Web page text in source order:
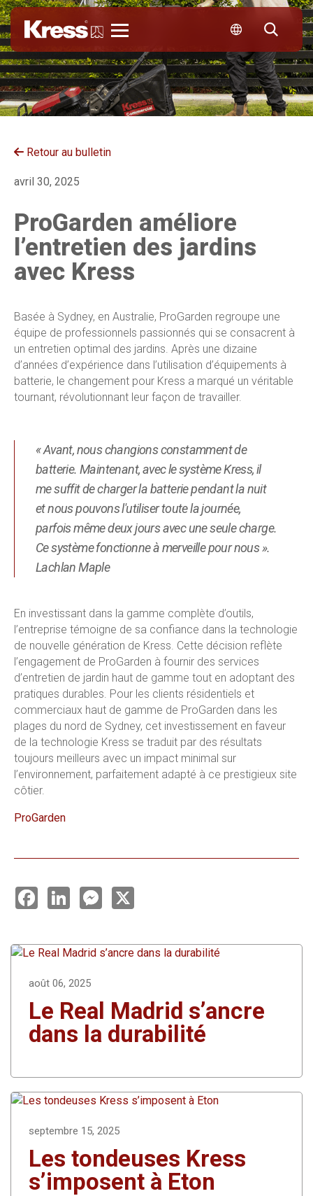
Retour au bulletin
avril 30, 2025
ProGarden améliore
l’entretien des jardins
avec Kress
Basée à Sydney, en Australie, ProGarden regroupe une
équipe de professionnels passionnés qui se consacrent à
un entretien optimal des jardins. Après une dizaine
d’années d’expérience dans l’utilisation d’équipements à
batterie, le changement pour Kress a marqué un véritable
tournant, révolutionnant leur façon de travailler.
« Avant, nous changions constamment de
batterie. Maintenant, avec le système Kress, il
me suffit de charger la batterie pendant la nuit
et nous pouvons l'utiliser toute la journée,
parfois même deux jours avec une seule charge.
Ce système fonctionne à merveille pour nous ».
Lachlan Maple
En investissant dans la gamme complète d’outils,
l’entreprise témoigne de sa confiance dans la technologie
de nouvelle génération de Kress. Cette décision reflète
l’engagement de ProGarden à fournir des services
d’entretien de jardin haut de gamme tout en adoptant des
pratiques durables. Pour les clients résidentiels et
commerciaux haut de gamme de ProGarden dans les
plages du nord de Sydney, cet investissement en faveur
de la technologie Kress se traduit par des résultats
toujours meilleurs avec un impact minimal sur
l’environnement, parfaitement adapté à ce prestigieux site
côtier.
ProGarden
o
o
d
I
n
g
août 06, 2025
Le Real Madrid s’ancre
dans la durabilité
septembre 15, 2025
Les tondeuses Kress
s’imposent à Eton